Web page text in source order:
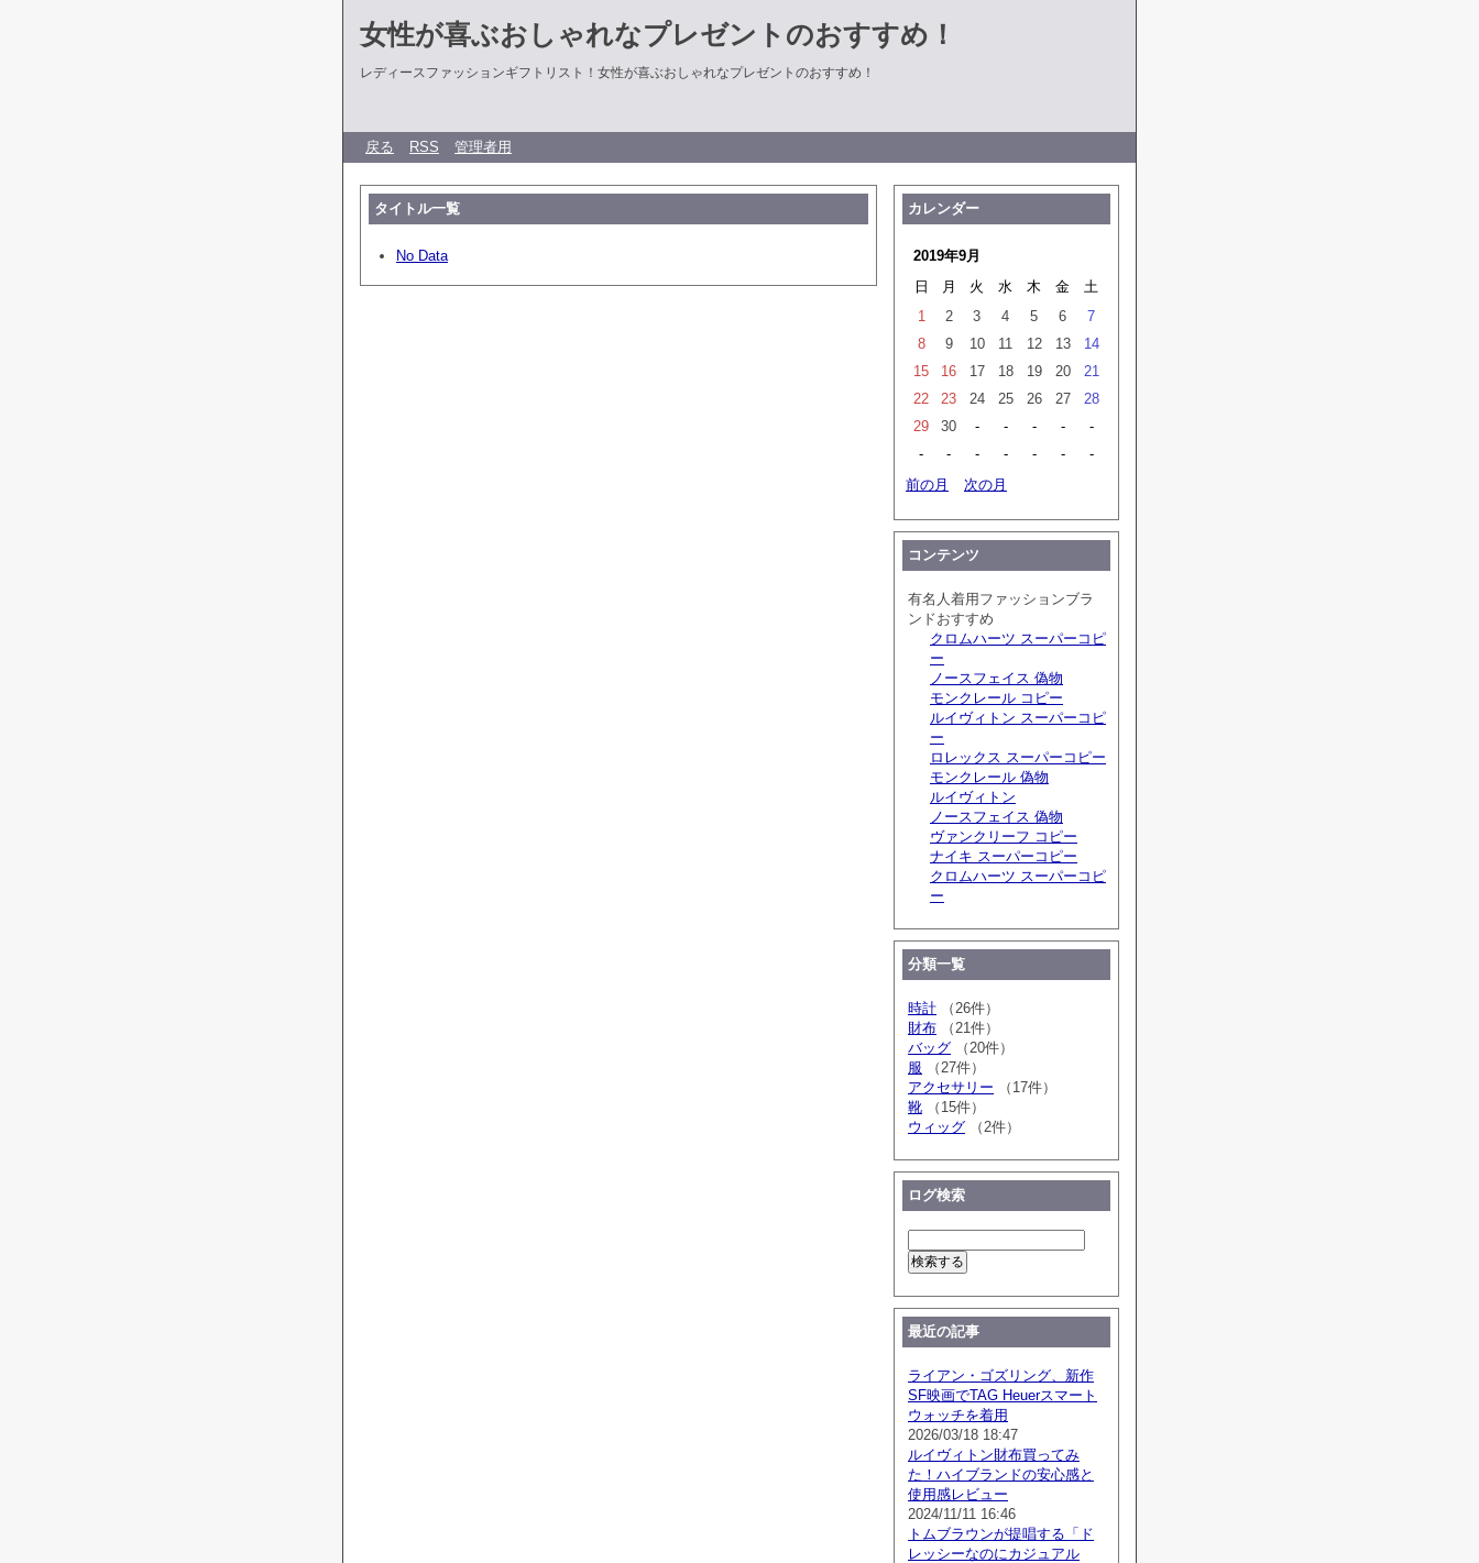
女性が喜ぶおしゃれなプレゼントのおすすめ！
レディースファッションギフトリスト！女性が喜ぶおしゃれなプレゼントのおすすめ！
戻る RSS 管理者用
タイトル一覧
No Data
カレンダー
2019年9月
日
月 火 水 木 金
土
1
2 3 4 5 6
7
8
9 10 11 12 13
14
15
16 17 18 19 20
21
22
23 24 25 26 27
28
29
30 - - - -
-
-
- - - - -
-
前の月
次の月
コンテンツ
有名人着用ファッションブラ
ンドおすすめ
クロムハーツ スーパーコピ
ー
ノースフェイス 偽物
モンクレール コピー
ルイヴィトン スーパーコピ
ー
ロレックス スーパーコピー
モンクレール 偽物
ルイヴィトン
ノースフェイス 偽物
ヴァンクリーフ コピー
ナイキ スーパーコピー
クロムハーツ スーパーコピ
ー
分類一覧
時計 （26件）
財布 （21件）
バッグ （20件）
服 （27件）
アクセサリー （17件）
靴 （15件）
ウィッグ （2件）
ログ検索
最近の記事
ライアン・ゴズリング、新作
SF映画でTAG Heuerスマート
ウォッチを着用
2026/03/18 18:47
ルイヴィトン財布買ってみ
た！ハイブランドの安心感と
使用感レビュー
2024/11/11 16:46
トムブラウンが提唱する「ド
レッシーなのにカジュアル